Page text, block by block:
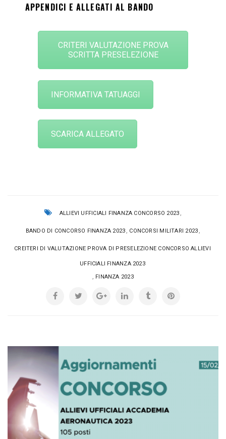
APPENDICI E ALLEGATI AL BANDO
CRITERI VALUTAZIONE PROVA
SCRITTA PRESELEZIONE
INFORMATIVA TATUAGGI
SCARICA ALLEGATO
ALLIEVI UFFICIALI FINANZA CONCORSO 2023 ,
BANDO DI CONCORSO FINANZA 2023 , CONCORSI MILITARI 2023 ,
CREITERI DI VALUTAZIONE PROVA DI PRESELEZIONE CONCORSO ALLIEVI
UFFICIALI FINANZA 2023
, FINANZA 2023